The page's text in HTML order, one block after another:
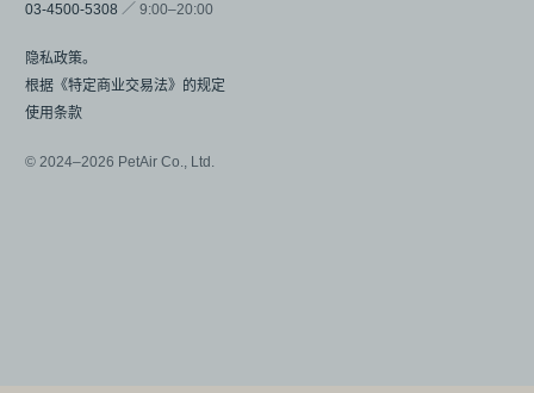
03-4500-5308 ／ 9:00–20:00
隐私政策。
根据《特定商业交易法》的规定
使用条款
© 2024–2026 PetAir Co., Ltd.